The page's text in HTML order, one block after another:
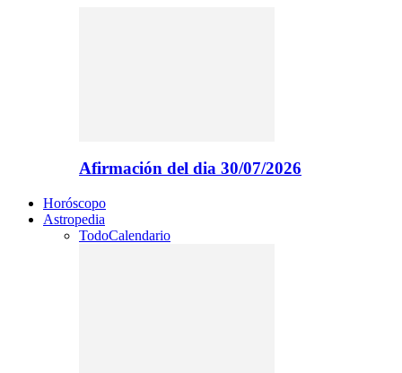
Afirmación del dia 30/07/2026
Horóscopo
Astropedia
TodoCalendario